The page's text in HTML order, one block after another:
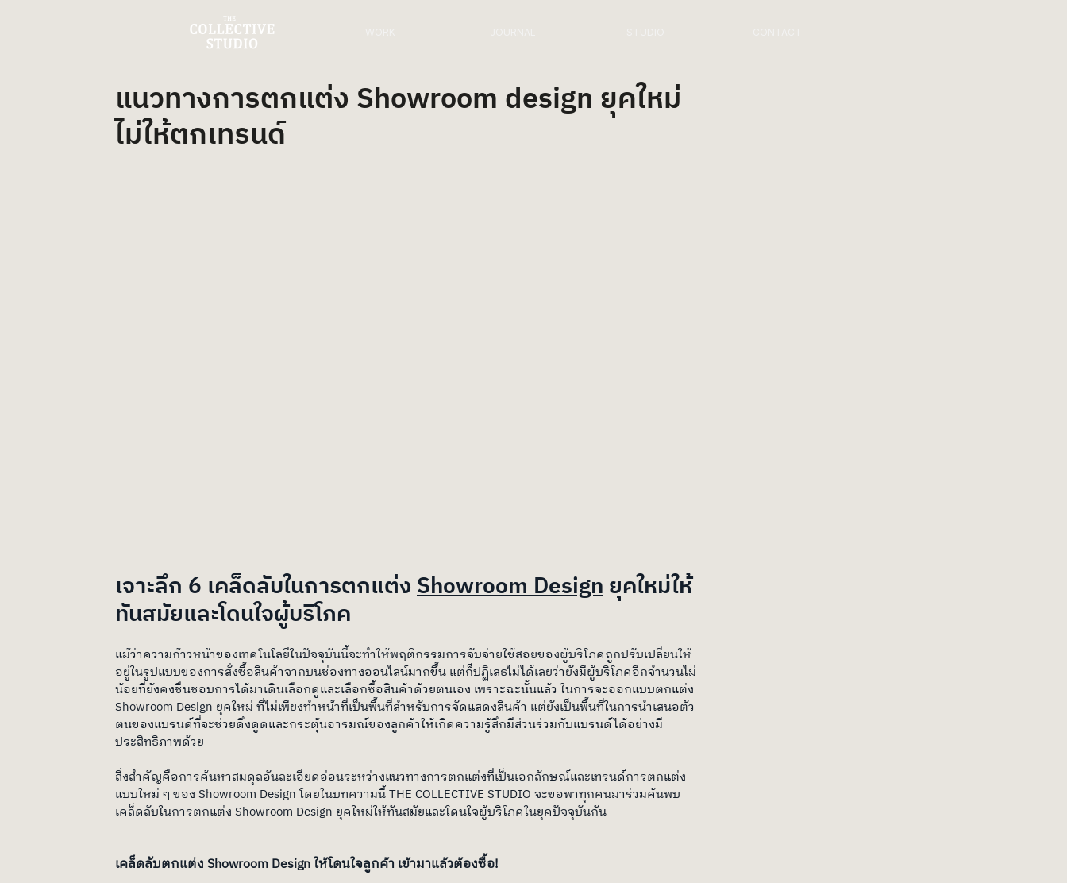
แนวทางการตกแต่ง Showroom design ยุคใหม่
ไม่ให้ตกเทรนด์
เจาะลึก 6 เคล็ดลับในการตกแต่ง Showroom Design ยุคใหม่ให้
ทันสมัยและโดนใจผู้บริโภค
แม้ว่าความก้าวหน้าของเทคโนโลยีในปัจจุบันนี้จะทำให้พฤติกรรมการจับจ่ายใช้สอยของผู้บริโภคถูกปรับเปลี่ยนให้
อยู่ในรูปแบบของการสั่งซื้อสินค้าจากบนช่องทางออนไลน์มากขึ้น แต่ก็ปฏิเสธไม่ได้เลยว่ายังมีผู้บริโภคอีกจำนวนไม่
น้อยที่ยังคงชื่นชอบการได้มาเดินเลือกดูและเลือกซื้อสินค้าด้วยตนเอง เพราะฉะนั้นแล้ว ในการจะออกแบบตกแต่ง
Showroom Design ยุคใหม่ ที่ไม่เพียงทำหน้าที่เป็นพื้นที่สำหรับการจัดแสดงสินค้า แต่ยังเป็นพื้นที่ในการนำเสนอตัว
ตนของแบรนด์ที่จะช่วยดึงดูดและกระตุ้นอารมณ์ของลูกค้าให้เกิดความรู้สึกมีส่วนร่วมกับแบรนด์ได้อย่างมี
ประสิทธิภาพด้วย
สิ่งสำคัญคือการค้นหาสมดุลอันละเอียดอ่อนระหว่างแนวทางการตกแต่งที่เป็นเอกลักษณ์และเทรนด์การตกแต่ง
แบบใหม่ ๆ ของ Showroom Design โดยในบทความนี้ THE COLLECTIVE STUDIO จะขอพาทุกคนมาร่วมค้นพบ
เคล็ดลับในการตกแต่ง Showroom Design ยุคใหม่ให้ทันสมัยและโดนใจผู้บริโภคในยุคปัจจุบันกัน
เคล็ดลับตกแต่ง Showroom Design ให้โดนใจลูกค้า เข้ามาแล้วต้องซื้อ!